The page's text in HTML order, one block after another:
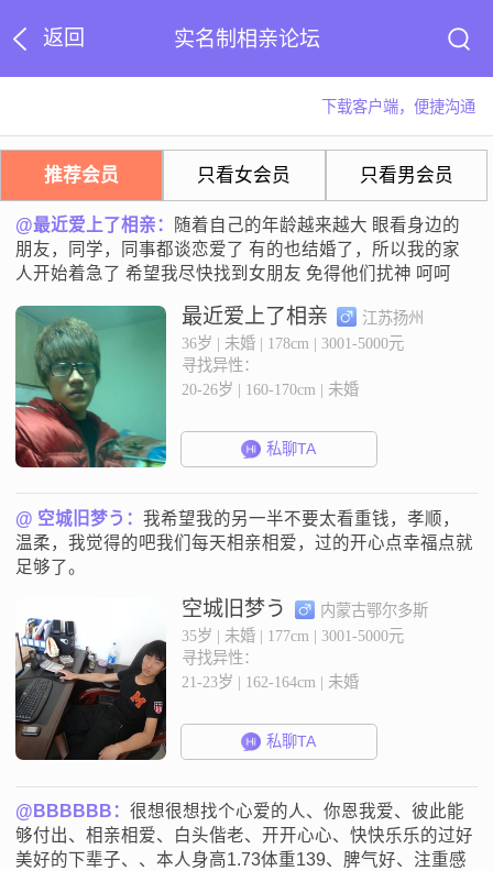
返回 实名制相亲论坛
下载客户端，便捷沟通
推荐会员 只看女会员 只看男会员
@最近爱上了相亲： 随着自己的年龄越来越大 眼看身边的
朋友，同学，同事都谈恋爱了 有的也结婚了，所以我的家
人开始着急了 希望我尽快找到女朋友 免得他们扰神 呵呵
最近爱上了相亲
江苏扬州
36岁 | 未婚 | 178cm | 3001-5000元
寻找异性：
20-26岁 | 160-170cm | 未婚
私聊TA
@ 空城旧梦う：我希望我的另一半不要太看重钱，孝顺，
温柔，我觉得的吧我们每天相亲相爱，过的开心点幸福点就
足够了。
空城旧梦う
内蒙古鄂尔多斯
35岁 | 未婚 | 177cm | 3001-5000元
寻找异性：
21-23岁 | 162-164cm | 未婚
私聊TA
@BBBBBB：很想很想找个心爱的人、你恩我爱、彼此能
够付出、相亲相爱、白头偕老、开开心心、快快乐乐的过好
美好的下辈子、、本人身高1.73体重139、脾气好、注重感